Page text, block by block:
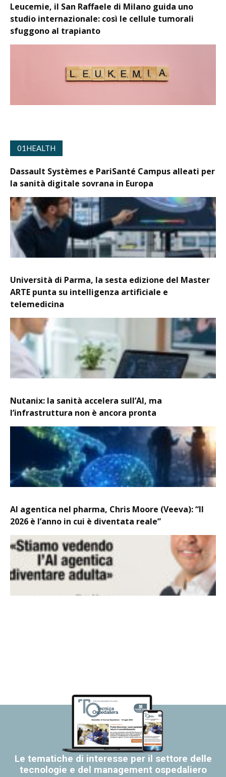
Leucemie, il San Raffaele di Milano guida uno
studio internazionale: così le cellule tumorali
sfuggono al trapianto
01HEALTH
Dassault Systèmes e PariSanté Campus alleati per
la sanità digitale sovrana in Europa
Università di Parma, la sesta edizione del Master
ARTE punta su intelligenza artificiale e
telemedicina
Nutanix: la sanità accelera sull’AI, ma
l’infrastruttura non è ancora pronta
AI agentica nel pharma, Chris Moore (Veeva): “Il
2026 è l’anno in cui è diventata reale”
Le tematiche di interesse per il settore delle
tecnologie e del management ospedaliero